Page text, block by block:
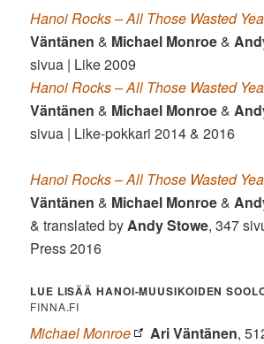
Hanoi Rocks – All Those Wasted
Väntänen& Michael Monroe&
sivua | Like 2009
Hanoi Rocks – All Those Wasted
Väntänen& Michael Monroe&
sivua | Like-pokkari 2014 & 2016
Hanoi Rocks – All Those Wasted
Väntänen& Michael Monroe&
& translated by Andy Stowe, 347
Press 2016
LUE LISÄÄ HANOI-MUUSIKOIDEN
FINNA.FI
Michael Monroe Ari Väntänen,